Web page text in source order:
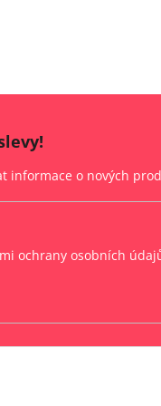
informace o nových
ochrany osobních